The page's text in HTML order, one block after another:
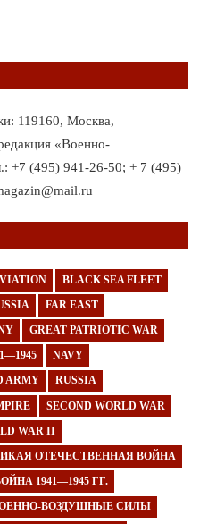
119160, Москва,
«Военно-
+7 (495) 941-26-50; + 7 (495)
BLACK SEA FLEET
FAR EAST
GREAT PATRIOTIC WAR
NAVY
ARMY RUSSIA
SECOND WORLD WAR
WAR II
ОТЕЧЕСТВЕННАЯ ВОЙНА
1941—1945 ГГ.
ВОЗДУШНЫЕ СИЛЫ